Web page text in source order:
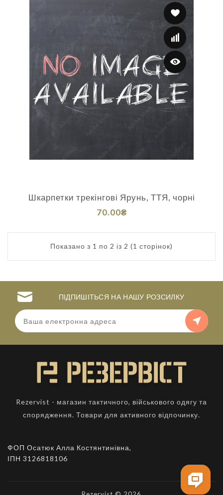
Шкарпетки трекінгові Ярунь, ТТЯ, чорні
70.00₴
Показано з 1 по 2 із 2 (1 сторінок)
ПІДПИШІТЬСЯ НА НАШУ РОЗСИЛКУ
Rezervist - магазин тактичного, військового одягу та
спорядження. Товари для активного відпочинку.
ФОП Осатюк Алла Костянтинівна,
ІПН 3126818106